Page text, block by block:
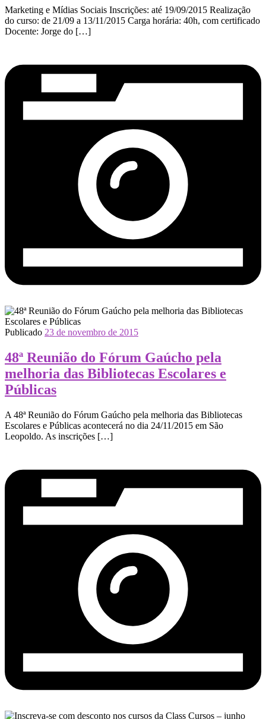
Marketing e Mídias Sociais Inscrições: até 19/09/2015 Realização
do curso: de 21/09 a 13/11/2015 Carga horária: 40h, com certificado
Docente: Jorge do […]
Publicado 23 de novembro de 2015
48ª Reunião do Fórum Gaúcho pela
melhoria das Bibliotecas Escolares e
Públicas
A 48ª Reunião do Fórum Gaúcho pela melhoria das Bibliotecas
Escolares e Públicas acontecerá no dia 24/11/2015 em São
Leopoldo. As inscrições […]